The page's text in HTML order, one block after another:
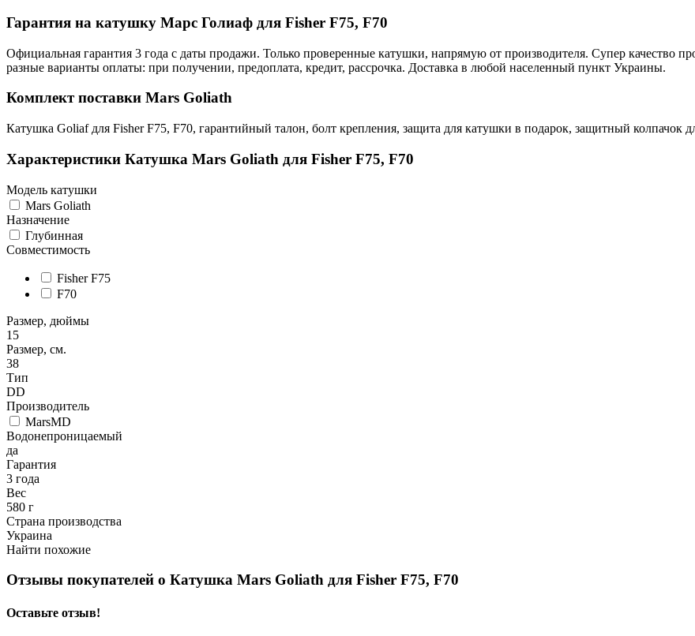
Гарантия на катушку Марс Голиаф для Fisher F75, F70
Официальная гарантия 3 года с даты продажи. Только проверенные катушки, напрямую от производителя. Супер качество
разные варианты оплаты: при получении, предоплата, кредит, рассрочка. Доставка в любой населенный пункт Украины.
Комплект поставки Mars Goliath
Катушка Goliaf для Fisher F75, F70, гарантийный талон, болт крепления, защита для катушки в подарок, защитный колпачок
Характеристики Катушка Mars Goliath для Fisher F75, F70
Модель катушки
Mars Goliath
Назначение
Глубинная
Совместимость
Fisher F75
F70
Размер, дюймы
15
Размер, см.
38
Тип
DD
Производитель
MarsMD
Водонепроницаемый
да
Гарантия
3 года
Вес
580 г
Страна производства
Украина
Найти похожие
Отзывы покупателей о Катушка Mars Goliath для Fisher F75, F70
Оставьте отзыв!